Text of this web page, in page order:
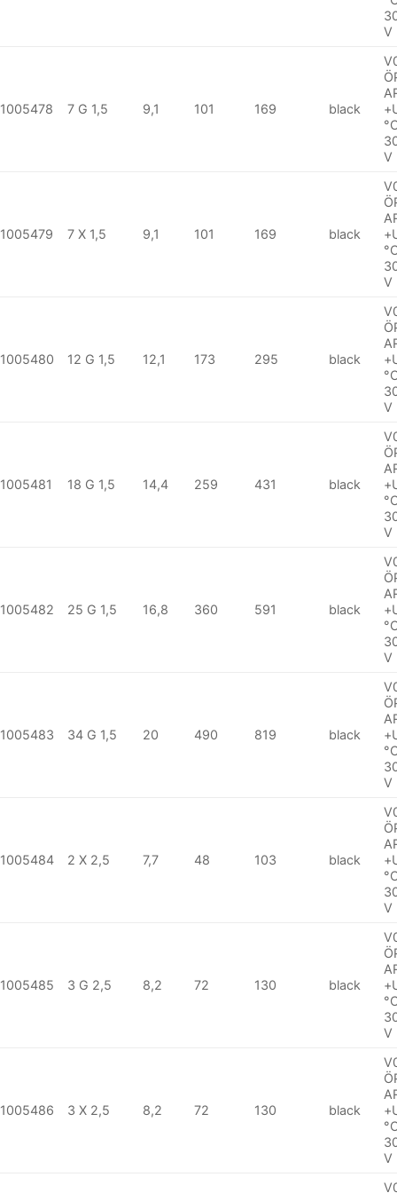
V
1005478 7 G 1,5 9,1 101 169 black
V
1005479 7 X 1,5 9,1 101 169 black
V
1005480 12 G 1,5 12,1 173 295 black
V
1005481 18 G 1,5 14,4 259 431 black
V
1005482 25 G 1,5 16,8 360 591 black
V
1005483 34 G 1,5 20 490 819 black
V
1005484 2 X 2,5 7,7 48 103 black
V
1005485 3 G 2,5 8,2 72 130 black
V
1005486 3 X 2,5 8,2 72 130 black
V